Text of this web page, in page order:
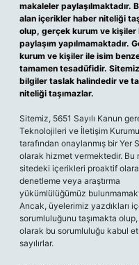
makaleler paylaşılmaktadır.
alan içerikler haber niteliği
olup, gerçek kurum ve kişiler
paylaşım yapılmamaktadır.
kurum ve kişiler ile isim
tamamen tesadüfidir.
bilgiler taslak halindedir ve
niteliği taşımazlar.
Sitemiz, 5651 Sayılı Kanun
Teknolojileri ve İletişim
tarafından onaylanmış bir Yer
olarak hizmet vermektedir. Bu
sitedeki içerikleri proaktif
denetleme veya araştırma
yükümlülüğümüz
Ancak, üyelerimiz yazdıkları
sorumluluğunu taşımakta
olarak bu sorumluluğu kabul
sayılırlar.